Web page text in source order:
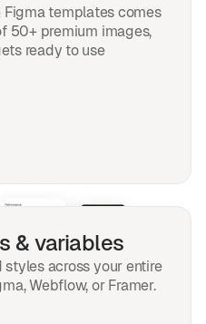
Figma templates comes
50+ premium images,
ready to use
& variables
styles across your entire
Webflow, or Framer.